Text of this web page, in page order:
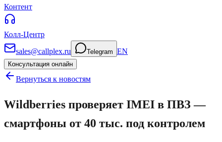
Контент
Колл-Центр
sales@callplex.ru
Telegram EN
Консультация онлайн
Вернуться к новостям
Wildberries проверяет IMEI в ПВЗ —
смартфоны от 40 тыс. под контролем